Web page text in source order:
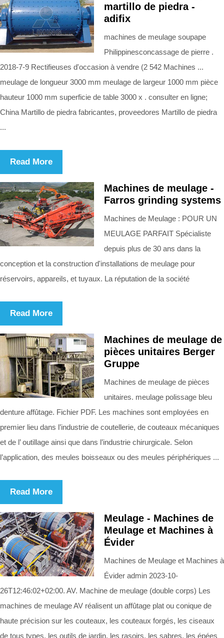
martillo de piedra -
adifix
machines de meulage soupape
Philippinesconcassage de pierre .
2018-7-9 Rectifieuses d'occasion à vendre (2 542 Machines ...
meulage de longueur 3000 mm meulage de largeur 1000 mm pièce
hauteur 1000 mm superficie de table 3000 x . consulter en ligne;
China Martillo de piedra fabricantes, proveedores Martillo de piedra
...
Read More
Machines de meulage -
Farros grinding systems
Machines de Meulage : POUR UN
MEULAGE PARFAIT Spécialiste
depuis plus de 30 ans dans la
conception et la construction d'installations de meulage pour
réservoirs, appareils, et tuyaux. La réputation de la société
Read More
Machines de meulage de
pièces unitaires Berger
Gruppe
Machines de meulage de pièces
unitaires. meulage polissage bleu
denture affûtage. Fichier PDF. Les machines sont employées en
premier lieu dans l’industrie de coutellerie, de couteaux mécaniques
et de l’ outillage ainsi que dans l’industrie chirurgicale. Selon
l’application, des meules boisseaux ou des meules périphériques ...
Read More
Meulage - Machines de
Meulage et Machines à
Évider
Machines de Meulage et Machines à
Évider admin 2023-10-
26T12:46:02+02:00. AV. Machine de meulage (double corps) Les
machines de meulage AV réalisent un affûtage plat ou conique de
haute précision sur les couteaux, les couteaux forgés, les ciseaux
de tous types, les outils de jardin, les rasoirs, les sabres, les épées